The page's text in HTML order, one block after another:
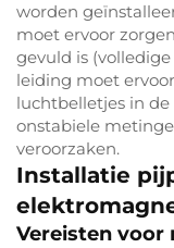
worden
moet ervoor
gevuld is
leiding moet
luchtbelletjes in
onstabiele
veroorzaken.
Installatie
Vereisten voor